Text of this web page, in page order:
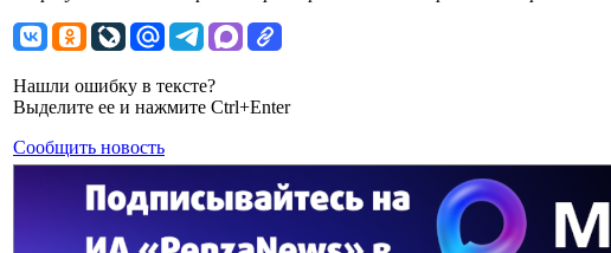
Нашли ошибку в тексте?
Выделите ее и нажмите Ctrl+Enter
Сообщить новость